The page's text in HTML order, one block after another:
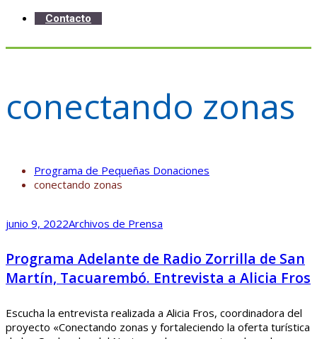
Contacto
conectando zonas
Programa de Pequeñas Donaciones
conectando zonas
junio 9, 2022Archivos de Prensa
Programa Adelante de Radio Zorrilla de San
Martín, Tacuarembó. Entrevista a Alicia Fros
Escucha la entrevista realizada a Alicia Fros, coordinadora del
proyecto «Conectando zonas y fortaleciendo la oferta turística